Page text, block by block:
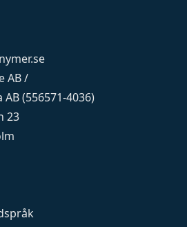
AB /
(556571-4036)
23